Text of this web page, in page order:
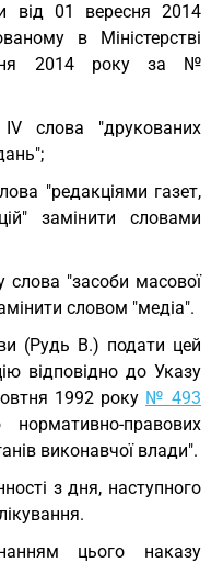
від 01 вересня 2014
в Міністерстві
2014 року за №
слова "друкованих
"редакціями газет,
замінити словами
слова "засоби масової
словом "медіа".
(Рудь В.) подати цей
відповідно до Указу
1992 року № 493
правових
виконавчої влади".
з дня, наступного
цього наказу